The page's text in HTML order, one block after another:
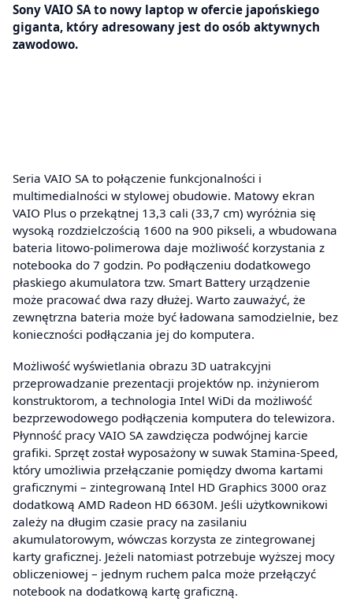
Sony VAIO SA to nowy laptop w ofercie japońskiego
giganta, który adresowany jest do osób aktywnych
zawodowo.
Seria VAIO SA to połączenie funkcjonalności i
multimedialności w stylowej obudowie. Matowy ekran
VAIO Plus o przekątnej 13,3 cali (33,7 cm) wyróżnia się
wysoką rozdzielczością 1600 na 900 pikseli, a wbudowana
bateria litowo-polimerowa daje możliwość korzystania z
notebooka do 7 godzin. Po podłączeniu dodatkowego
płaskiego akumulatora tzw. Smart Battery urządzenie
może pracować dwa razy dłużej. Warto zauważyć, że
zewnętrzna bateria może być ładowana samodzielnie, bez
konieczności podłączania jej do komputera.
Możliwość wyświetlania obrazu 3D uatrakcyjni
przeprowadzanie prezentacji projektów np. inżynierom
konstruktorom, a technologia Intel WiDi da możliwość
bezprzewodowego podłączenia komputera do telewizora.
Płynność pracy VAIO SA zawdzięcza podwójnej karcie
grafiki. Sprzęt został wyposażony w suwak Stamina-Speed,
który umożliwia przełączanie pomiędzy dwoma kartami
graficznymi – zintegrowaną Intel HD Graphics 3000 oraz
dodatkową AMD Radeon HD 6630M. Jeśli użytkownikowi
zależy na długim czasie pracy na zasilaniu
akumulatorowym, wówczas korzysta ze zintegrowanej
karty graficznej. Jeżeli natomiast potrzebuje wyższej mocy
obliczeniowej – jednym ruchem palca może przełączyć
notebook na dodatkową kartę graficzną.